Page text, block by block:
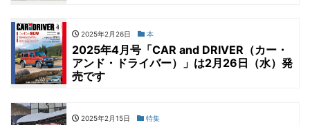
2025年2月26日 本
2025年4月号「CAR and DRIVER（カー・
アンド・ドライバー）」は2月26日（水）発
売です
2025年2月15日 特集